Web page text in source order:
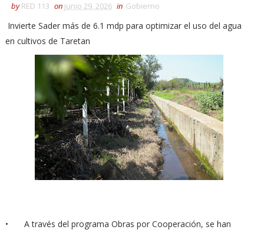
by RED 113 on junio 29, 2026 in Gobierno
Invierte Sader más de 6.1 mdp para optimizar el uso del agua
en cultivos de Taretan
•
A través del programa Obras por Cooperación, se han